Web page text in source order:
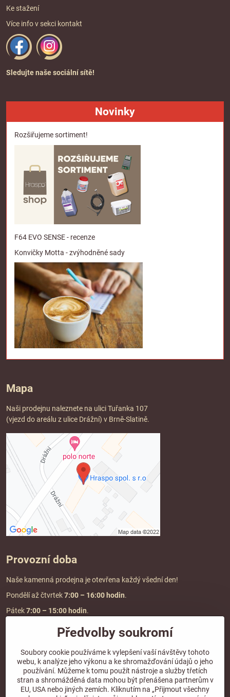
Ke stažení
Více info v sekci kontakt
Sledujte naše sociální sítě!
Novinky
Rozšiřujeme sortiment!
F64 EVO SENSE - recenze
Konvičky Motta - zvýhodněné sady
Mapa
Naši prodejnu naleznete na ulici Tuřanka 107
(vjezd do areálu z ulice Drážní) v Brně-Slatině.
Provozní doba
Naše kamenná prodejna je otevřena každý všední den!
Pondělí až čtvrtek7:00 – 16:00 hodin.
Pátek7:00 – 15:00 hodin.
Doprava a platba
DOPRAVA ZDARMA
při objednávce nad2000 Kč vč. DPH.
*Nevztahuje se na paletovou přepravu.
Předvolby soukromí
Soubory cookie používáme k vylepšení vaší návštěvy tohoto
webu, k analýze jeho výkonu a ke shromažďování údajů o jeho
používání. Můžeme k tomu použít nástroje a služby třetích
stran a shromážděná data mohou být přenášena partnerům v
EU, USA nebo jiných zemích. Kliknutím na „Přijmout všechny